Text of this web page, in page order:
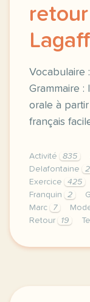
Vocabulaire
Grammaire
orale à
français
Activité 835
Delafontaine
2
Exercice
425
Franquin
2
Marc
7
Retour
19
exercice